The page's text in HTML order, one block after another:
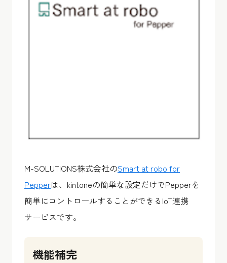
M-SOLUTIONS株式会社のSmart at robo for
Pepperは、kintoneの簡単な設定だけでPepperを
簡単にコントロールすることができるIoT連携
サービスです。
機能補完